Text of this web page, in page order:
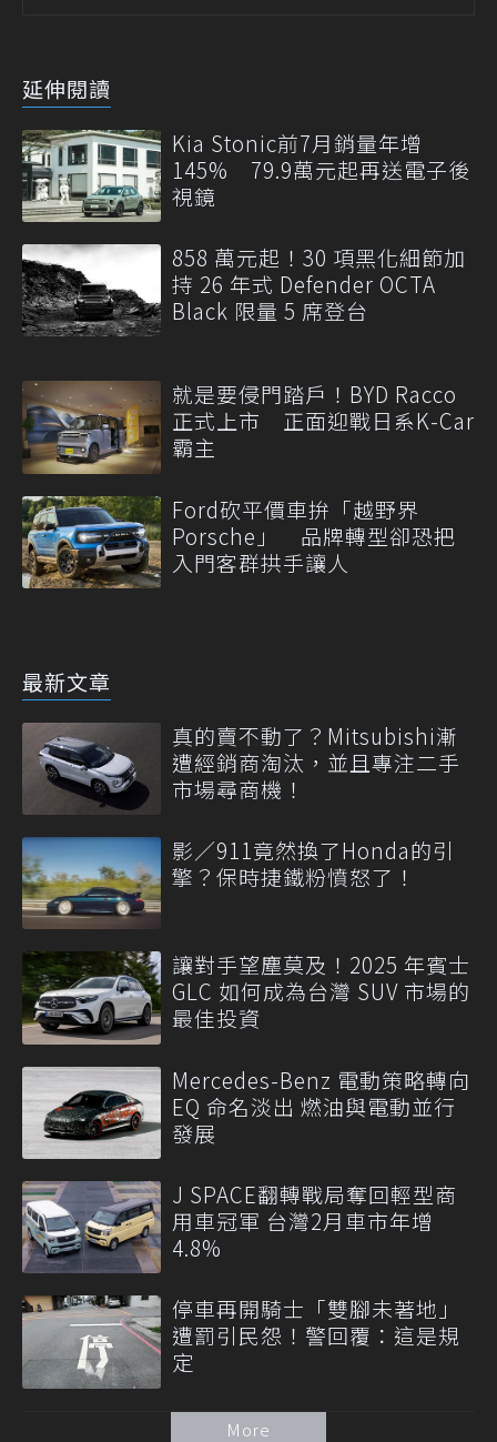
延伸閱讀
Kia Stonic前7月銷量年增
145% 79.9萬元起再送電子後
視鏡
858 萬元起！30 項黑化細節加
持 26 年式 Defender OCTA
Black 限量 5 席登台
就是要侵門踏戶！BYD Racco
正式上市 正面迎戰日系K-Car
霸主
Ford砍平價車拚「越野界
Porsche」 品牌轉型卻恐把
入門客群拱手讓人
最新文章
真的賣不動了？Mitsubishi漸
遭經銷商淘汰，並且專注二手
市場尋商機！
影／911竟然換了Honda的引
擎？保時捷鐵粉憤怒了！
讓對手望塵莫及！2025 年賓士
GLC 如何成為台灣 SUV 市場的
最佳投資
Mercedes-Benz 電動策略轉向
EQ 命名淡出 燃油與電動並行
發展
J SPACE翻轉戰局奪回輕型商
用車冠軍 台灣2月車市年增
4.8%
停車再開騎士「雙腳未著地」
遭罰引民怨！警回覆：這是規
定
More